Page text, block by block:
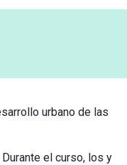
urbano de las
el curso, los y